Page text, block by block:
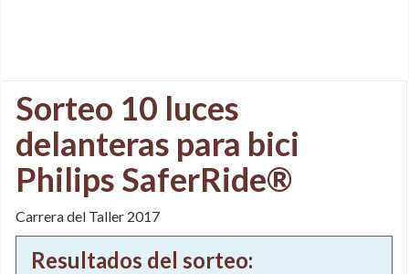
Sorteo 10 luces
delanteras para bici
Philips SaferRide®
Carrera del Taller 2017
Resultados del sorteo: